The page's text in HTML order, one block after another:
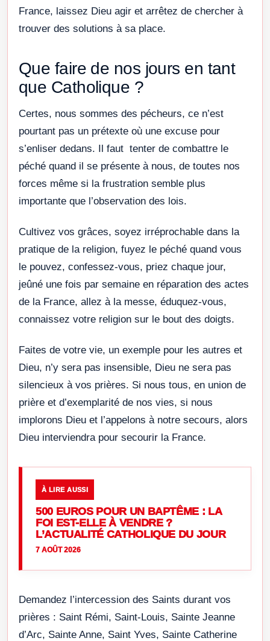
France, laissez Dieu agir et arrêtez de chercher à
trouver des solutions à sa place.
Que faire de nos jours en tant
que Catholique ?
Certes, nous sommes des pécheurs, ce n’est
pourtant pas un prétexte où une excuse pour
s’enliser dedans. Il faut tenter de combattre le
péché quand il se présente à nous, de toutes nos
forces même si la frustration semble plus
importante que l’observation des lois.
Cultivez vos grâces, soyez irréprochable dans la
pratique de la religion, fuyez le péché quand vous
le pouvez, confessez-vous, priez chaque jour,
jeûné une fois par semaine en réparation des actes
de la France, allez à la messe, éduquez-vous,
connaissez votre religion sur le bout des doigts.
Faites de votre vie, un exemple pour les autres et
Dieu, n’y sera pas insensible, Dieu ne sera pas
silencieux à vos prières. Si nous tous, en union de
prière et d’exemplarité de nos vies, si nous
implorons Dieu et l’appelons à notre secours, alors
Dieu interviendra pour secourir la France.
À LIRE AUSSI
500 EUROS POUR UN BAPTÊME : LA
FOI EST-ELLE À VENDRE ?
L’ACTUALITÉ CATHOLIQUE DU JOUR
7 AOÛT 2026
Demandez l’intercession des Saints durant vos
prières : Saint Rémi, Saint-Louis, Sainte Jeanne
d’Arc, Sainte Anne, Saint Yves, Sainte Catherine